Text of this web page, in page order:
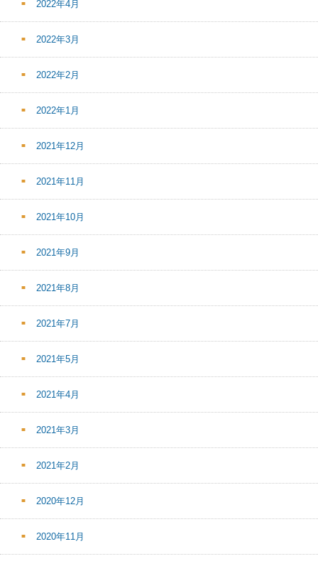
2022年4月
2022年3月
2022年2月
2022年1月
2021年12月
2021年11月
2021年10月
2021年9月
2021年8月
2021年7月
2021年5月
2021年4月
2021年3月
2021年2月
2020年12月
2020年11月